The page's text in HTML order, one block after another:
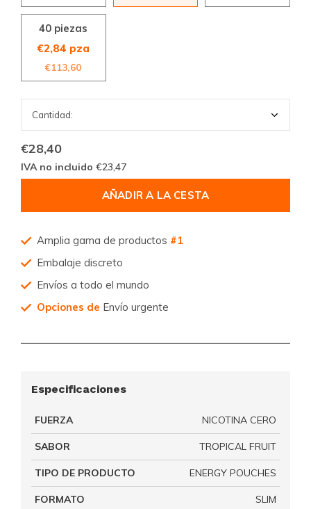
40 piezas
€2,84 pza
€113,60
€28,40
IVA no incluido €23,47
AÑADIR A LA CESTA
Amplia gama de productos #1
Embalaje discreto
Envíos a todo el mundo
Opciones de Envío urgente
Especificaciones
FUERZA NICOTINA CERO
SABOR TROPICAL FRUIT
TIPO DE PRODUCTO ENERGY POUCHES
FORMATO SLIM